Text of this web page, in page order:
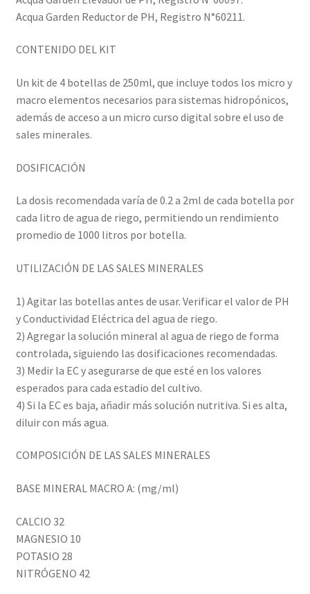
Acqua Garden Reductor de PH, Registro N°60211.
CONTENIDO DEL KIT
Un kit de 4 botellas de 250ml, que incluye todos los micro y
macro elementos necesarios para sistemas hidropónicos,
además de acceso a un micro curso digital sobre el uso de
sales minerales.
DOSIFICACIÓN
La dosis recomendada varía de 0.2 a 2ml de cada botella por
cada litro de agua de riego, permitiendo un rendimiento
promedio de 1000 litros por botella.
UTILIZACIÓN DE LAS SALES MINERALES
1) Agitar las botellas antes de usar. Verificar el valor de PH
y Conductividad Eléctrica del agua de riego.
2) Agregar la solución mineral al agua de riego de forma
controlada, siguiendo las dosificaciones recomendadas.
3) Medir la EC y asegurarse de que esté en los valores
esperados para cada estadio del cultivo.
4) Si la EC es baja, añadir más solución nutritiva. Si es alta,
diluir con más agua.
COMPOSICIÓN DE LAS SALES MINERALES
BASE MINERAL MACRO A: (mg/ml)
CALCIO 32
MAGNESIO 10
POTASIO 28
NITRÓGENO 42